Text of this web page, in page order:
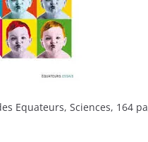
Equateurs, Sciences, 164